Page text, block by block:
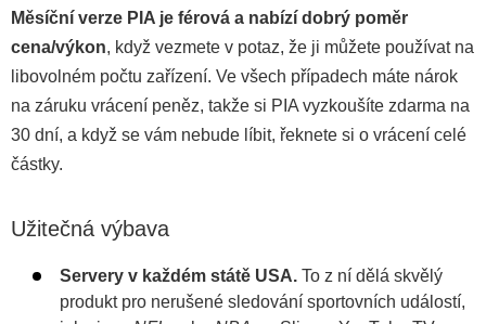
Měsíční verze PIA je férová a nabízí dobrý poměr
cena/výkon, když vezmete v potaz, že ji můžete používat na
libovolném počtu zařízení. Ve všech případech máte nárok
na záruku vrácení peněz, takže si PIA vyzkoušíte zdarma na
30 dní, a když se vám nebude líbit, řeknete si o vrácení celé
částky.
Užitečná výbava
Servery v každém státě USA. To z ní dělá skvělý
produkt pro nerušené sledování sportovních událostí,